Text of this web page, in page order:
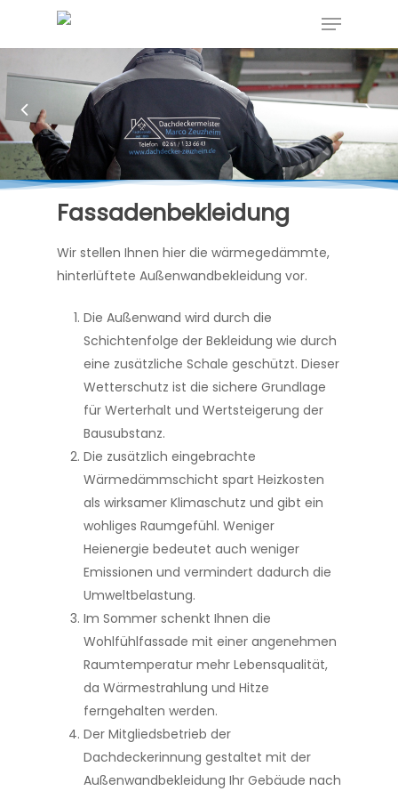
content
Menu
Fassadenbekleidung
Wir stellen Ihnen hier die wärmegedämmte,
hinterlüftete Außenwandbekleidung vor.
Die Außenwand wird durch die
Schichtenfolge der Bekleidung wie durch
eine zusätzliche Schale geschützt. Dieser
Wetterschutz ist die sichere Grundlage
für Werterhalt und Wertsteigerung der
Bausubstanz.
Die zusätzlich eingebrachte
Wärmedämmschicht spart Heizkosten
als wirksamer Klimaschutz und gibt ein
wohliges Raumgefühl. Weniger
Heienergie bedeutet auch weniger
Emissionen und vermindert dadurch die
Umweltbelastung.
Im Sommer schenkt Ihnen die
Wohlfühlfassade mit einer angenehmen
Raumtemperatur mehr Lebensqualität,
da Wärmestrahlung und Hitze
ferngehalten werden.
Der Mitgliedsbetrieb der
Dachdeckerinnung gestaltet mit der
Außenwandbekleidung Ihr Gebäude nach
Close
Menu